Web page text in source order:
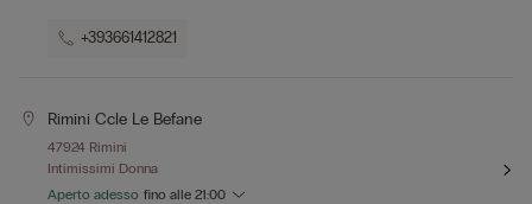
+393661412821
Rimini Ccle Le Befane
47924 Rimini
Intimissimi Donna
Aperto adesso fino alle 21:00